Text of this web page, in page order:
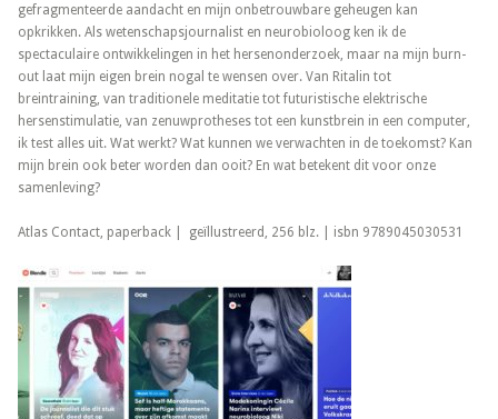
gefragmenteerde aandacht en mijn onbetrouwbare geheugen kan
opkrikken. Als wetenschapsjournalist en neurobioloog ken ik de
spectaculaire ontwikkelingen in het hersenonderzoek, maar na mijn burn-
out laat mijn eigen brein nogal te wensen over. Van Ritalin tot
breintraining, van traditionele meditatie tot futuristische elektrische
hersenstimulatie, van zenuwprotheses tot een kunstbrein in een computer,
ik test alles uit. Wat werkt? Wat kunnen we verwachten in de toekomst? Kan
mijn brein ook beter worden dan ooit? En wat betekent dit voor onze
samenleving?
Atlas Contact, paperback | geïllustreerd, 256 blz. | isbn 9789045030531